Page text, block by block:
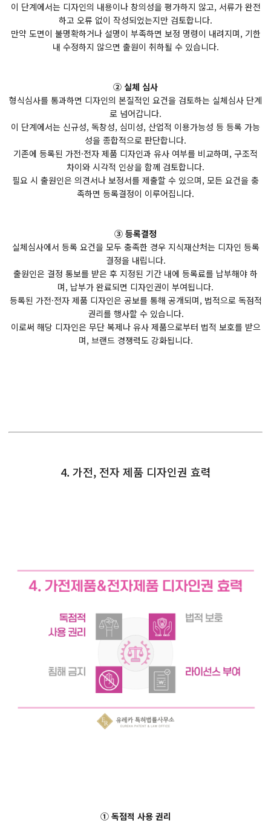
이 단계에서는 디자인의 내용이나 창의성을 평가하지 않고, 서류가 완전
하고 오류 없이 작성되었는지만 검토합니다.
만약 도면이 불명확하거나 설명이 부족하면 보정 명령이 내려지며, 기한
내 수정하지 않으면 출원이 취하될 수 있습니다.
② 실체 심사
형식심사를 통과하면 디자인의 본질적인 요건을 검토하는 실체심사 단계
로 넘어갑니다.
이 단계에서는 신규성, 독창성, 심미성, 산업적 이용가능성 등 등록 가능
성을 종합적으로 판단합니다.
기존에 등록된 가전·전자 제품 디자인과 유사 여부를 비교하며, 구조적
차이와 시각적 인상을 함께 검토합니다.
필요 시 출원인은 의견서나 보정서를 제출할 수 있으며, 모든 요건을 충
족하면 등록결정이 이루어집니다.
③ 등록결정
실체심사에서 등록 요건을 모두 충족한 경우 지식재산처는 디자인 등록
결정을 내립니다.
출원인은 결정 통보를 받은 후 지정된 기간 내에 등록료를 납부해야 하
며, 납부가 완료되면 디자인권이 부여됩니다.
등록된 가전·전자 제품 디자인은 공보를 통해 공개되며, 법적으로 독점적
권리를 행사할 수 있습니다.
이로써 해당 디자인은 무단 복제나 유사 제품으로부터 법적 보호를 받으
며, 브랜드 경쟁력도 강화됩니다.
4. 가전, 전자 제품 디자인권 효력
① 독점적 사용 권리